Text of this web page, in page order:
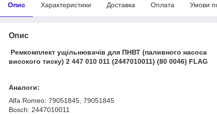
Опис Характеристики Доставка Оплата Умови
Опис
Ремкомплект ущільнювачів для ПНВТ (паливного насоса
високого тиску) 2 447 010 011 (2447010011) (80 0046) FLAG
Аналоги:
Alfa Romeo: 79051845, 79051845
Bosch: 2447010011